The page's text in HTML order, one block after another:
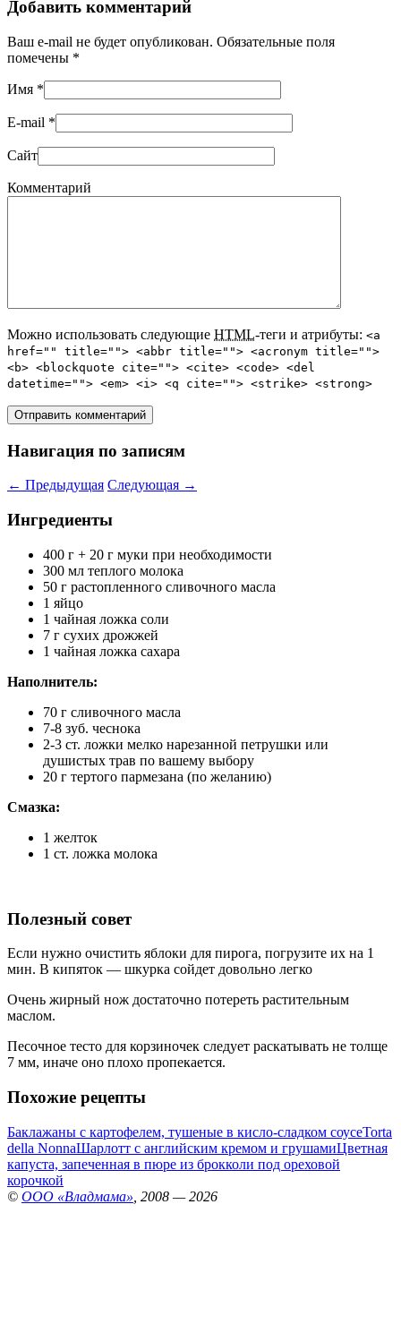
Добавить комментарий
Ваш e-mail не будет опубликован. Обязательные поля
помечены *
Имя *
E-mail *
Сайт
Комментарий
Можно использовать следующие HTML-теги и атрибуты: <a
href="" title=""> <abbr title=""> <acronym title="">
<b> <blockquote cite=""> <cite> <code> <del
datetime=""> <em> <i> <q cite=""> <strike> <strong>
Навигация по записям
← Предыдущая Следующая →
Ингредиенты
400 г + 20 г муки при необходимости
300 мл теплого молока
50 г растопленного сливочного масла
1 яйцо
1 чайная ложка соли
7 г сухих дрожжей
1 чайная ложка сахара
Наполнитель:
70 г сливочного масла
7-8 зуб. чеснока
2-3 ст. ложки мелко нарезанной петрушки или
душистых трав по вашему выбору
20 г тертого пармезана (по желанию)
Смазка:
1 желток
1 ст. ложка молока
Полезный совет
Если нужно очистить яблоки для пирога, погрузите их на 1
мин. В кипяток — шкурка сойдет довольно легко
Очень жирный нож достаточно потереть растительным
маслом.
Песочное тесто для корзиночек следует раскатывать не толще
7 мм, иначе оно плохо пропекается.
Похожие рецепты
Баклажаны с картофелем, тушеные в кисло-сладком соусеTorta
della NonnaШарлотт с английским кремом и грушамиЦветная
капуста, запеченная в пюре из брокколи под ореховой
корочкой
© ООО «Владмама» , 2008 — 2026